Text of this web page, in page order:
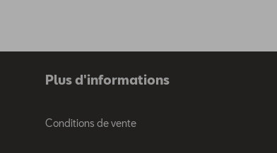
Plus d'informations
Conditions de vente